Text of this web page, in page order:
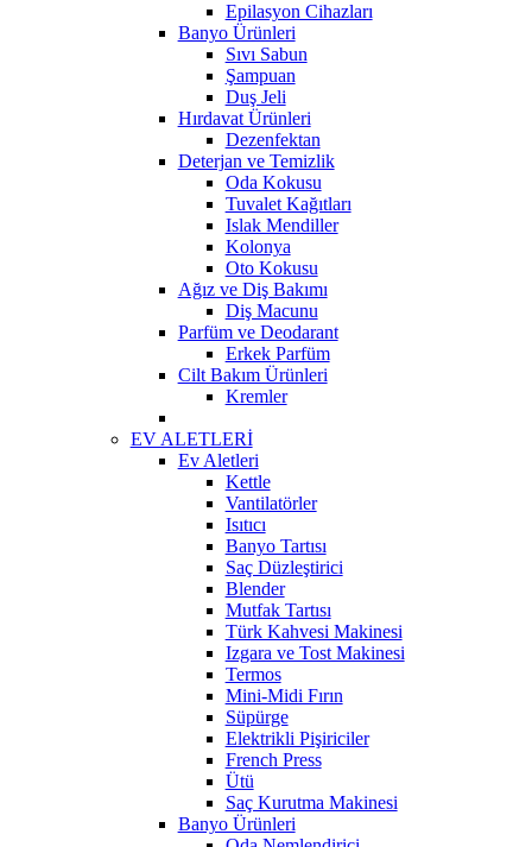
Epilasyon Cihazları
Banyo Ürünleri
Sıvı Sabun
Şampuan
Duş Jeli
Hırdavat Ürünleri
Dezenfektan
Deterjan ve Temizlik
Oda Kokusu
Tuvalet Kağıtları
Islak Mendiller
Kolonya
Oto Kokusu
Ağız ve Diş Bakımı
Diş Macunu
Parfüm ve Deodarant
Erkek Parfüm
Cilt Bakım Ürünleri
Kremler
EV ALETLERİ
Ev Aletleri
Kettle
Vantilatörler
Isıtıcı
Banyo Tartısı
Saç Düzleştirici
Blender
Mutfak Tartısı
Türk Kahvesi Makinesi
Izgara ve Tost Makinesi
Termos
Mini-Midi Fırın
Süpürge
Elektrikli Pişiriciler
French Press
Ütü
Saç Kurutma Makinesi
Banyo Ürünleri